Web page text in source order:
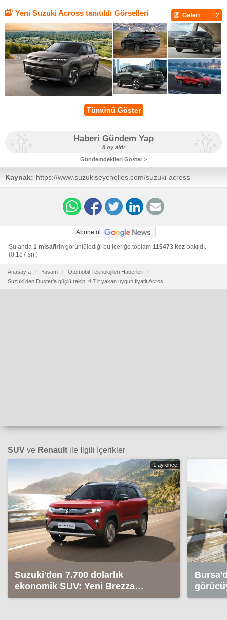
Yeni Suzuki Across tanıtıldı Görselleri Galeri 12
Tümünü Göster
Haberi Gündem Yap
8 oy aldı
Gündemdekileri Göster >
Kaynak: https://www.suzukiseychelles.com/suzuki-across
Abone ol
Şu anda 1 misafirin görüntülediği bu içeriğe toplam 115473 kez bakıldı.
(0,187 sn.)
Anasayfa Yaşam
Otomobil Teknolojileri Haberleri
Suzuki’den Duster’a güçlü rakip: 4.7 lt yakan uygun fiyatlı Acros
SUV ve Renault ile İlgili İçerikler
1 ay önce
Suzuki'den 7.700 dolarlık
ekonomik SUV: Yeni Brezza
tanıtıldı
fiyatı